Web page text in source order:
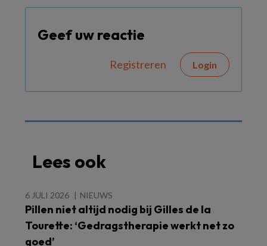
Geef uw reactie
Registreren Login
Lees ook
6 JULI 2026 NIEUWS
Pillen niet altijd nodig bij Gilles de la
Tourette: ‘Gedragstherapie werkt net zo
goed’